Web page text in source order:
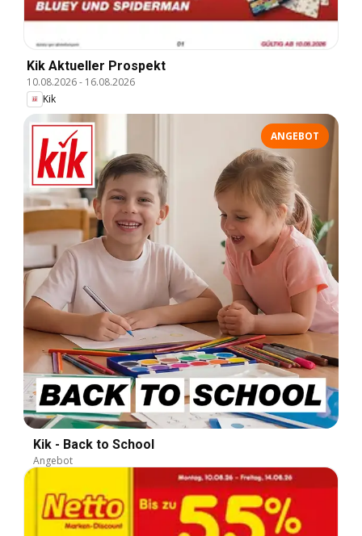
Kik Aktueller Prospekt
10.08.2026- 16.08.2026
Kik
ANGEBOT
Kik - Back to School
Angebot